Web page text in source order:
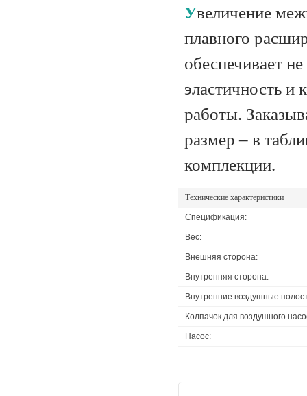
Увеличение межпозвоночного пространства происходит с помощью
плавного
обеспечивает
эластичность и
работы.
размер – в
комплекции.
Технические характеристики
Спецификация:
Вес:
Внешняя сторона:
Внутренняя сторона:
Внутренние воздушные
Колпачок для воздушного
Насос: